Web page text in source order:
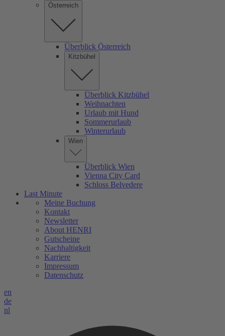
Österreich
Überblick Österreich
Kitzbühel
Überblick Kitzbühel
Weihnachten
Urlaub mit Hund
Sommerurlaub
Winterurlaub
Wien
Überblick Wien
Vienna City Card
Schloss Belvedere
Last Minute
Meine Buchung
Kontakt
Newsletter
About HENRI
Gutscheine
Nachhaltigkeit
Karriere
Impressum
Datenschutz
en
de
nl